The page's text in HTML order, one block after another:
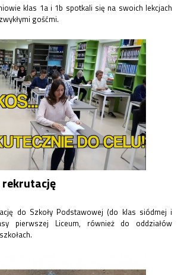
klas 1a i 1b spotkali się na swoich lekcjach
gośćmi.
rekrutację
do Szkoły Podstawowej (do klas siódmej i
pierwszej Liceum, również do oddziałów